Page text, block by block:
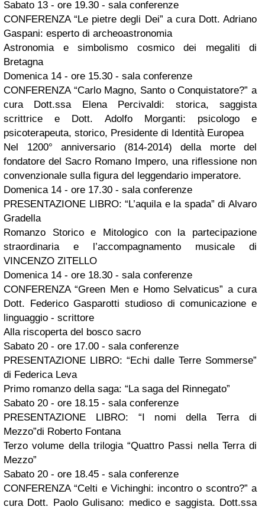
Sabato 13 - ore 19.30 - sala conferenze
CONFERENZA “Le pietre degli Dei” a cura Dott. Adriano
Gaspani: esperto di archeoastronomia
Astronomia e simbolismo cosmico dei megaliti di
Bretagna
Domenica 14 - ore 15.30 - sala conferenze
CONFERENZA “Carlo Magno, Santo o Conquistatore?” a
cura Dott.ssa Elena Percivaldi: storica, saggista
scrittrice e Dott. Adolfo Morganti: psicologo e
psicoterapeuta, storico, Presidente di Identità Europea
Nel 1200° anniversario (814-2014) della morte del
fondatore del Sacro Romano Impero, una riflessione non
convenzionale sulla figura del leggendario imperatore.
Domenica 14 - ore 17.30 - sala conferenze
PRESENTAZIONE LIBRO: “L’aquila e la spada” di Alvaro
Gradella
Romanzo Storico e Mitologico con la partecipazione
straordinaria e l’accompagnamento musicale di
VINCENZO ZITELLO
Domenica 14 - ore 18.30 - sala conferenze
CONFERENZA “Green Men e Homo Selvaticus” a cura
Dott. Federico Gasparotti studioso di comunicazione e
linguaggio - scrittore
Alla riscoperta del bosco sacro
Sabato 20 - ore 17.00 - sala conferenze
PRESENTAZIONE LIBRO: “Echi dalle Terre Sommerse”
di Federica Leva
Primo romanzo della saga: “La saga del Rinnegato”
Sabato 20 - ore 18.15 - sala conferenze
PRESENTAZIONE LIBRO: “I nomi della Terra di
Mezzo”di Roberto Fontana
Terzo volume della trilogia “Quattro Passi nella Terra di
Mezzo”
Sabato 20 - ore 18.45 - sala conferenze
CONFERENZA “Celti e Vichinghi: incontro o scontro?” a
cura Dott. Paolo Gulisano: medico e saggista. Dott.ssa